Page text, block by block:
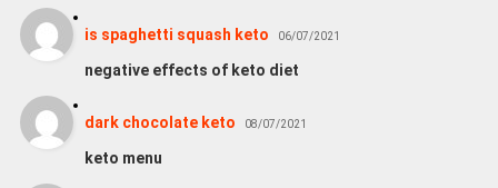
is spaghetti squash keto 06/07/2021
negative effects of keto diet
dark chocolate keto 08/07/2021
keto menu